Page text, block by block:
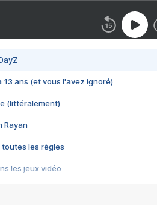
13 ans (et vous l'avez ignoré)
(littéralement)
Rayan
toutes les règles
les jeux vidéo